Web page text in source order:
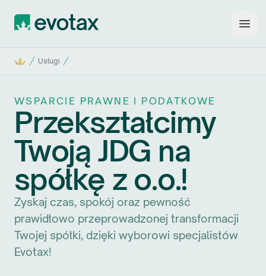
Evotax
Start Usługi
WSPARCIE PRAWNE I PODATKOWE
Przekształcimy
Twoją JDG na
spółkę z o.o.!
Zyskaj czas, spokój oraz pewność
prawidłowo przeprowadzonej transformacji
Twojej spółki, dzięki wyborowi specjalistów
Evotax!